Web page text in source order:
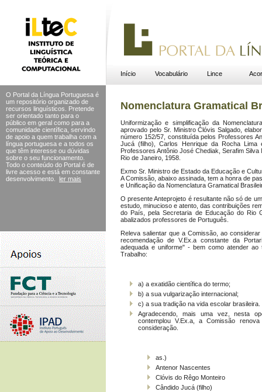
Início Vocabulário Lince
O Portal da Língua Portuguesa é
um repositório organizado de
recursos linguísticos. Pretende
ser orientado tanto para o
público em geral como para a
comunidade científica, servindo
de apoio a quem trabalha com a
língua portuguesa e a todos os
que têm interesse ou dúvidas
sobre o seu funcionamento.
Todo o conteúdo do Portal é de
livre acesso e está em constante
desenvolvimento.
ler mais
Nomenclatura Gramatical
Uniformização e simplificação da
aprovado pelo Sr. Ministro Clóvis Salgado,
número 152/57, constituída pelos Professores
Jucá (filho), Carlos Henrique da Rocha
Professores Antônio José Chediak, Serafim Silva
Rio de Janeiro, 1958.
Exmo Sr. Ministro de Estado da Educação e
A Comissão, abaixo assinada, tem a honra de
e Unificação da Nomenclatura Gramatical
O presente Anteprojeto é resultante não só de
estudo, minucioso e atento, das contribuições
do País, pela Secretaria de Educação do Rio
abalizados professores de Português.
Releva salientar que a Comissão, ao
recomendação de V.Ex.a constante da
adequada e uniforme" - bem como atender
Trabalho:
a) a exatidão científica do termo;
b) a sua vulgarização internacional;
c) a sua tradição na vida escolar brasileira.
Agradecendo, mais uma vez, nesta
contemplou V.Ex.a, a Comissão
consideração.
as.)
Antenor Nascentes
Clóvis do Rêgo Monteiro
Cândido Jucá (filho)